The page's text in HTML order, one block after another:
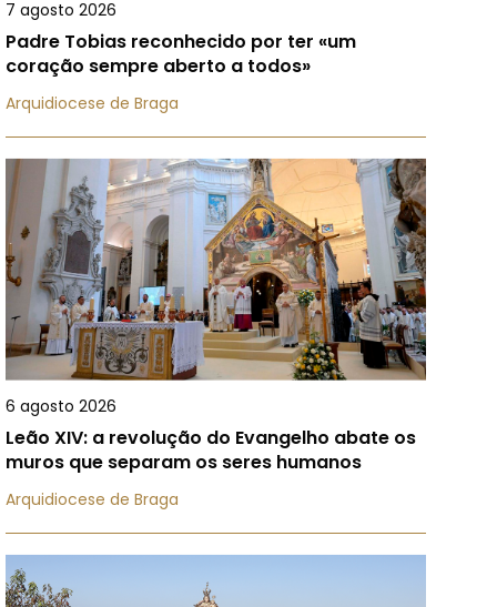
7 agosto 2026
Padre Tobias reconhecido por ter «um
coração sempre aberto a todos»
Arquidiocese de Braga
6 agosto 2026
Leão XIV: a revolução do Evangelho abate os
muros que separam os seres humanos
Arquidiocese de Braga